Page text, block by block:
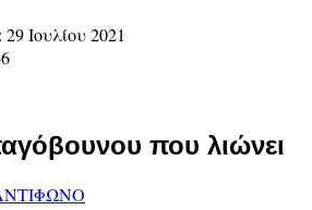
Ιουλίου 2021
που λιώνει